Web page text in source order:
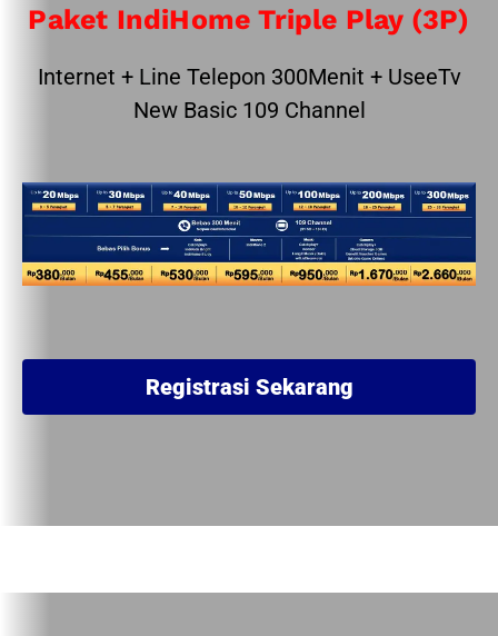
Paket IndiHome Triple Play (3P)
Internet + Line Telepon 300Menit + UseeTv
New Basic 109 Channel
Registrasi Sekarang